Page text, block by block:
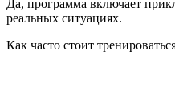
Да, программа включает
реальных ситуациях.
Как часто стоит